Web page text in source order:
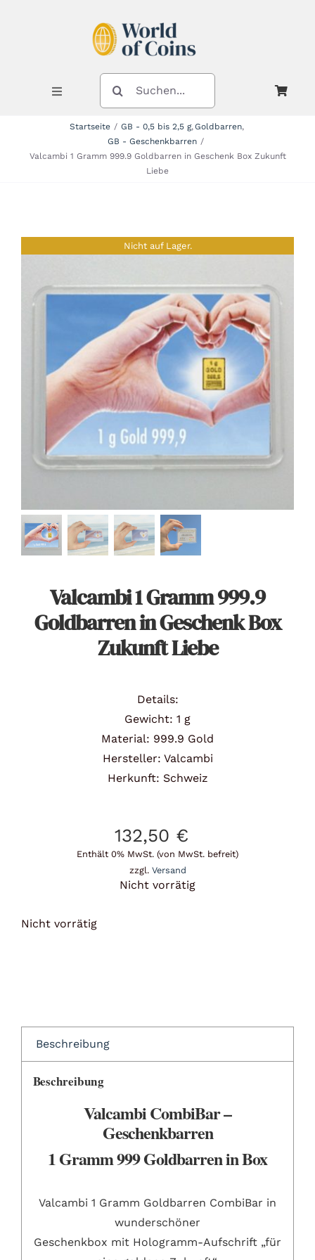
Toggle
Navigation
Angebote
Über Uns
Kontakt
Warenkorb
SUCHE
NACH:
Startseite GB - 0,5 bis 2,5 g Goldbarren
GB - Geschenkbarren
Valcambi 1 Gramm 999.9 Goldbarren in Geschenk Box Zukunft
Liebe
Nicht auf Lager.
Valcambi 1 Gramm 999.9
Goldbarren in Geschenk Box
Zukunft Liebe
Details:
Gewicht: 1 g
Material: 999.9 Gold
Hersteller: Valcambi
Herkunft: Schweiz
132,50 €
Enthält 0% MwSt. (von MwSt. befreit)
zzgl. Versand
Nicht vorrätig
Nicht vorrätig
Beschreibung
Beschreibung
Valcambi CombiBar –
Geschenkbarren
1 Gramm 999 Goldbarren in Box
Valcambi 1 Gramm Goldbarren CombiBar in
wunderschöner
Geschenkbox mit Hologramm-Aufschrift „für